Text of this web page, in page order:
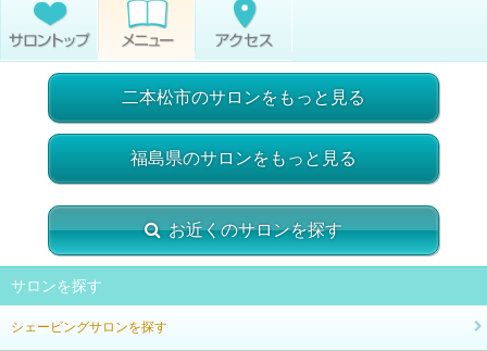
二本松市のサロンをもっと見る
福島県のサロンをもっと見る
お近くのサロンを探す
サロンを探す
シェービングサロンを探す